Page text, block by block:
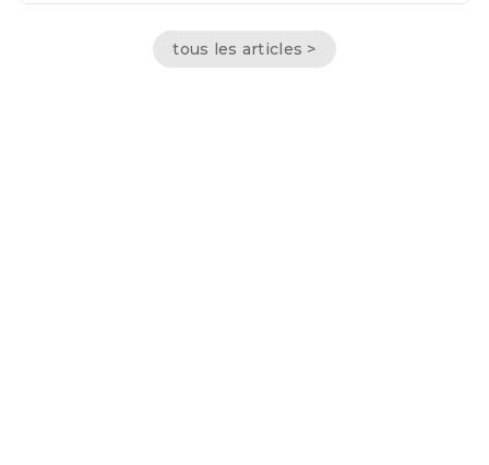
tous les articles >